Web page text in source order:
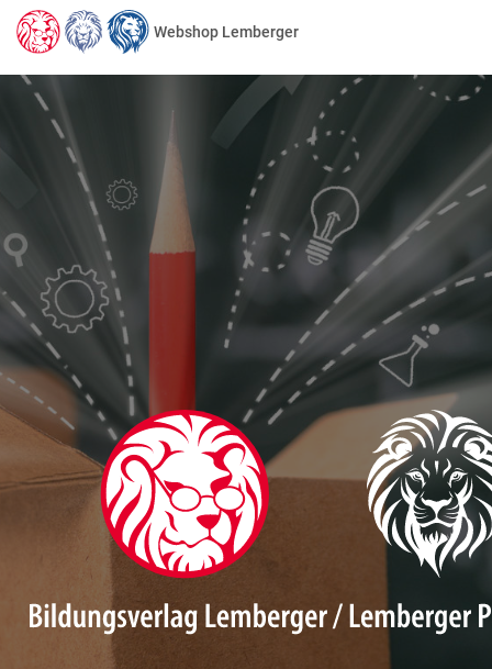
Webshop Lemberger